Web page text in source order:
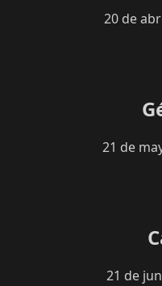
20 de
21 de
21 de